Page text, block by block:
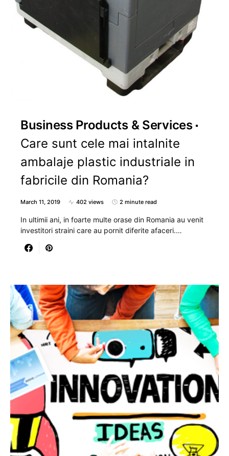
Business Products & Services
Care sunt cele mai intalnite
ambalaje plastic industriale in
fabricile din Romania?
March 11, 2019 402 views 2 minute read
In ultimii ani, in foarte multe orase din Romania au venit
investitori straini care au pornit diferite afaceri.…